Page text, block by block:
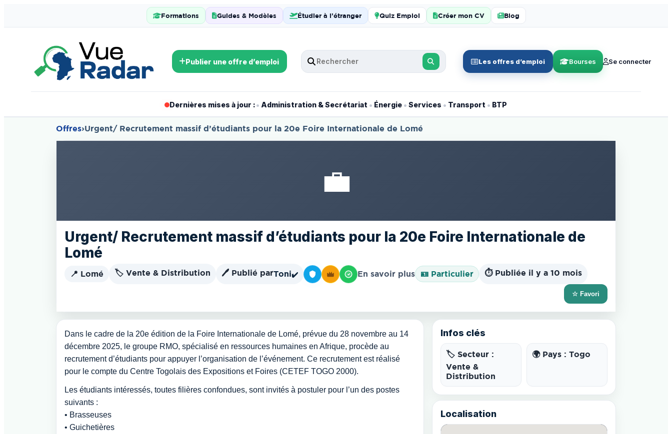
Formations Guides & Modèles Étudier à l’étranger Quiz Emploi Créer mon CV Blog
Publier une offre d’emploi Les offres d’emploi Bourses Se connecter
Dernières mises à jour :• Administration & Secrétariat • Énergie • Services • Transport • BTP
Offres›Urgent/ Recrutement massif d’étudiants pour la 20e Foire Internationale de Lomé
💼
Urgent/ Recrutement massif d’étudiants pour la 20e Foire Internationale de
Lomé
📍 Lomé 🏷️ Vente & Distribution 🖊️ Publié parToni✔️ En savoir plus 🪪 Particulier ⏱️ Publiée il y a 10 mois
☆ Favori
Dans le cadre de la 20e édition de la Foire Internationale de Lomé, prévue du 28 novembre au 14
décembre 2025, le groupe RMO, spécialisé en ressources humaines en Afrique, procède au
recrutement d’étudiants pour appuyer l’organisation de l’événement. Ce recrutement est réalisé
pour le compte du Centre Togolais des Expositions et Foires (CETEF TOGO 2000).
Les étudiants intéressés, toutes filières confondues, sont invités à postuler pour l’un des postes
suivants :
• Brasseuses
• Guichetières
Infos clés
🏷️ Secteur :
Vente &
Distribution
🌍 Pays : Togo
Localisation